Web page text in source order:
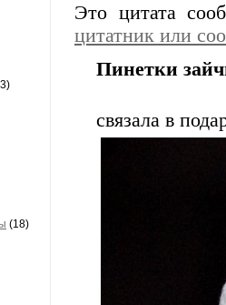
(18)
Это цитата
цитатник или
Пинетки
связала в